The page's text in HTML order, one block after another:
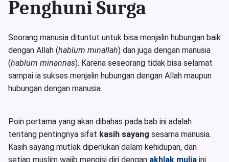
Penghuni Surga
Seorang manusia dituntut untuk bisa menjalin hubungan baik
dengan Allah (hablum minallah) dan juga dengan manusia
(hablum minannas). Karena seseorang tidak bisa selamat
sampai ia sukses menjalin hubungan dengan Allah maupun
hubungan dengan manusia.
Poin pertama yang akan dibahas pada bab ini adalah
tentang pentingnya sifat kasih sayang sesama manusia.
Kasih sayang mutlak diperlukan dalam kehidupan, dan
setiap muslim wajib mengisi diri dengan akhlak mulia ini.